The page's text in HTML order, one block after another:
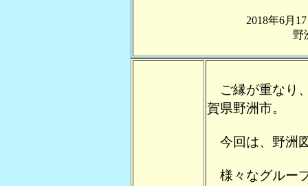
2018年6月
野
ご縁が重なり
賀県野洲市。
今回は、野洲
様々なグルー